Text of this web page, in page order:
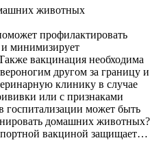
животных
профилактировать
и минимизирует
вакцинация необходима
другом за границу и
клинику в случае
или с признаками
госпитализации может быть
домашних животных?
вакциной защищает…